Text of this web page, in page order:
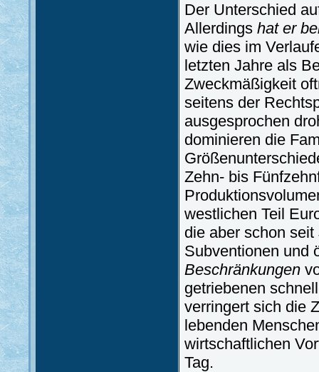
Der Unterschied
Allerdings hat er
wie dies im
letzten Jahre als
Zweckmäßigkeit
seitens der
ausgesprochen
dominieren die
Zehn- bis
westlichen Teil
die aber schon
Subventionen und
Beschränkungen
getriebenen
verringert sich die
lebenden
wirtschaftlichen
Tag.